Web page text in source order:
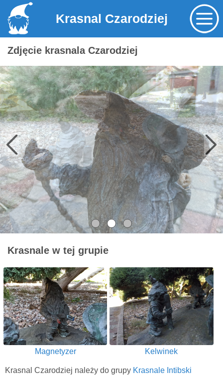
Krasnal Czarodziej
Zdjęcie krasnala Czarodziej
Krasnale w tej grupie
Magnetyzer Kelwinek
Krasnal Czarodziej należy do grupy Krasnale Intibski